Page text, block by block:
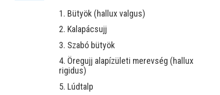
1. Bütyök (hallux valgus)
2. Kalapácsujj
3. Szabó bütyök
4. Öregujj alapízületi merevség (hallux
rigidus)
5. Lúdtalp